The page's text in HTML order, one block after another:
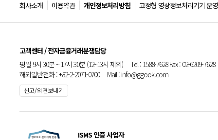
회사소개 이용약관 개인정보처리방침 고정형 영상정보처리기기 운
고객센터 / 전자금융거래분쟁담당
평일 9시 30분 ~ 17시 30분 (12~13시 제외) Tel : 1588-7628 Fax : 02-6209-7628
해외일반전화 : +82-2-2071-0700 Mail : info@ggook.com
신고/의견보내기
ISMS 인증 사업자